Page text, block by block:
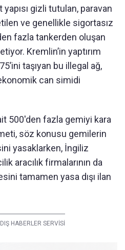
gizli tutulan, paravan
ve genellikle sigortasız
fazla tankerden oluşan
Kremlin’in yaptırım
taşıyan bu illegal ağ,
can simidi
500'den fazla gemiyi kara
söz konusu gemilerin
yasaklarken, İngiliz
aracılık firmalarının da
tamamen yasa dışı ilan
HABERLER SERVİSİ